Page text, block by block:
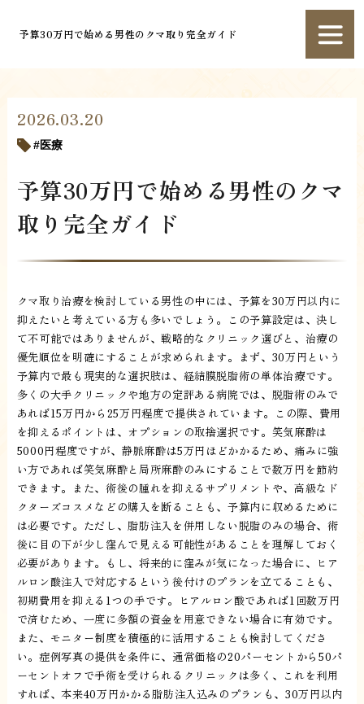
予算30万円で始める男性のクマ取り完全ガイド
2026.03.20
医療
予算30万円で始める男性のクマ
取り完全ガイド
クマ取り治療を検討している男性の中には、予算を30万円以内に
抑えたいと考えている方も多いでしょう。この予算設定は、決し
て不可能ではありませんが、戦略的なクリニック選びと、治療の
優先順位を明確にすることが求められます。まず、30万円という
予算内で最も現実的な選択肢は、経結膜脱脂術の単体治療です。
多くの大手クリニックや地方の定評ある病院では、脱脂術のみで
あれば15万円から25万円程度で提供されています。この際、費用
を抑えるポイントは、オプションの取捨選択です。笑気麻酔は
5000円程度ですが、静脈麻酔は5万円ほどかかるため、痛みに強
い方であれば笑気麻酔と局所麻酔のみにすることで数万円を節約
できます。また、術後の腫れを抑えるサプリメントや、高級なド
クターズコスメなどの購入を断ることも、予算内に収めるために
は必要です。ただし、脂肪注入を併用しない脱脂のみの場合、術
後に目の下が少し窪んで見える可能性があることを理解しておく
必要があります。もし、将来的に窪みが気になった場合に、ヒア
ルロン酸注入で対応するという後付けのプランを立てることも、
初期費用を抑える1つの手です。ヒアルロン酸であれば1回数万円
で済むため、一度に多額の資金を用意できない場合に有効です。
また、モニター制度を積極的に活用することも検討してくださ
い。症例写真の提供を条件に、通常価格の20パーセントから50パ
ーセントオフで手術を受けられるクリニックは多く、これを利用
すれば、本来40万円かかる脂肪注入込みのプランも、30万円以内